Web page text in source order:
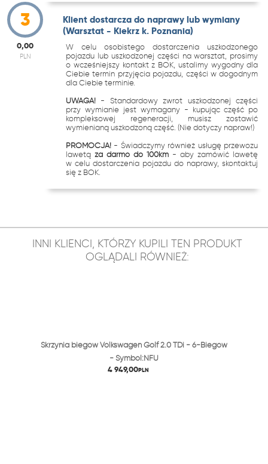
3
0,00
PLN
Klient dostarcza do naprawy lub wymiany
(Warsztat - Kiekrz k. Poznania)
W celu osobistego dostarczenia uszkodzonego
pojazdu lub uszkodzonej części na warsztat, prosimy
o wcześniejszy kontakt z BOK, ustalimy wygodny dla
Ciebie termin przyjęcia pojazdu, części w dogodnym
dla Ciebie terminie.
UWAGA! - Standardowy zwrot uszkodzonej części
przy wymianie jest wymagany - kupując część po
kompleksowej regeneracji, musisz zostawić
wymienianą uszkodzoną część. (Nie dotyczy napraw!)
PROMOCJA! - Świadczymy również usługę przewozu
lawetąza darmo do 100km - aby zamówić lawetę
w celu dostarczenia pojazdu do naprawy, skontaktuj
się z BOK.
INNI KLIENCI, KTÓRZY KUPILI TEN PRODUKT
OGLĄDALI RÓWNIEŻ:
Skrzynia biegów Volkswagen Golf 2.0 TDi - 6-Biegów
- Symbol:NFU
4 949,00PLN